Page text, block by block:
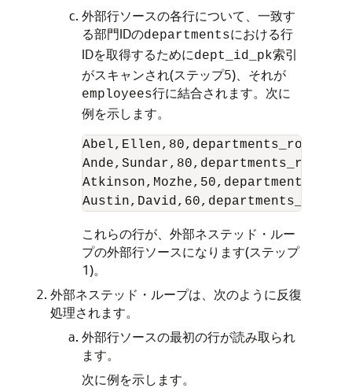
外部行ソースの各行について、一致す
る部門IDのdepartmentsにおける行
IDを取得するためにdept_id_pk索引
がスキャンされ(ステップ5)、それが
employees行に結合されます。次に
例を示します。
Abel,Ellen,80,departments_rowid
Ande,Sundar,80,departments_rowid
これらの行が、外部ネステッド・ルー
プの外部行ソースになります(ステップ
1)。
外部ネステッド・ループは、次のように反復
処理されます。
外部行ソースの最初の行が読み取られ
ます。
次に例を示します。